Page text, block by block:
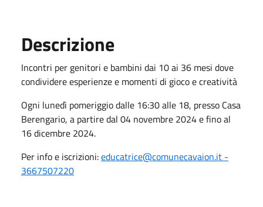
Descrizione
Incontri per genitori e bambini dai 10 ai 36 mesi dove
condividere esperienze e momenti di gioco e creatività
Ogni lunedì pomeriggio dalle 16:30 alle 18, presso Casa
Berengario, a partire dal 04 novembre 2024 e fino al
16 dicembre 2024.
Per info e iscrizioni:educatrice@comunecavaion.it -
3667507220